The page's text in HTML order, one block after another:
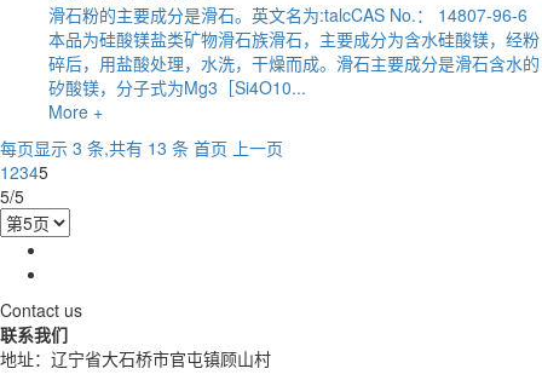
滑石粉的主要成分是滑石。英文名为:talcCAS No.： 14807-96-6
本品为硅酸镁盐类矿物滑石族滑石，主要成分为含水硅酸镁，经粉
碎后，用盐酸处理，水洗，干燥而成。滑石主要成分是滑石含水的
矽酸镁，分子式为Mg3［Si4O10...
More +
每页显示 3 条,共有 13 条 首页 上一页
12345
5/5
Contact us
联系我们
地址：辽宁省大石桥市官屯镇顾山村